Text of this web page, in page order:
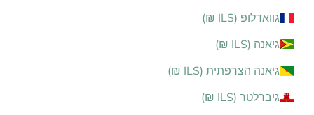
גוואדלופ (ILS ₪)
גיאנה (ILS ₪)
גיאנה הצרפתית (ILS ₪)
גיברלטר (ILS ₪)